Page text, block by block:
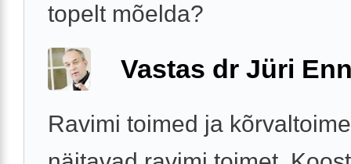
topelt mõelda?
Vastas dr Jüri
Ravimi toimed ja